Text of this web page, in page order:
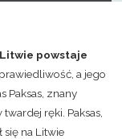
powstaje
a jego
Paksas, znany
ręki. Paksas,
się na Litwie